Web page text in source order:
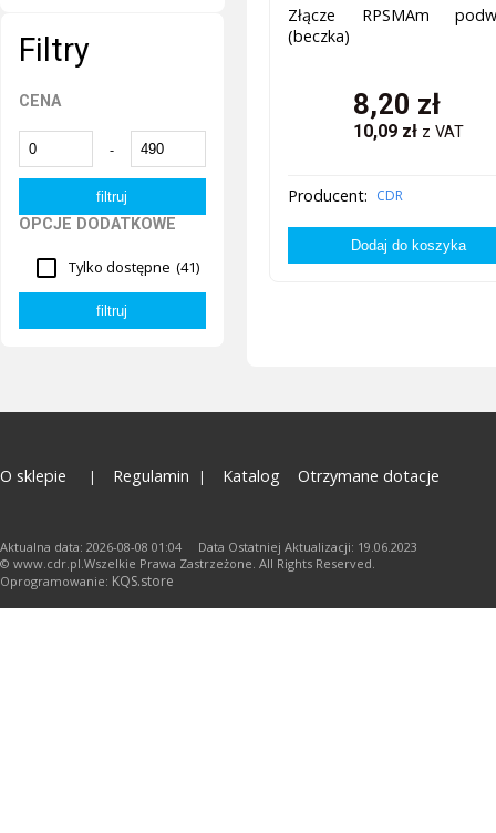
Filtry
CENA
-
OPCJE DODATKOWE
Tylko dostępne (41)
Złącze RPSMAm
(beczka)
8,20 zł
10,09 zł z VAT
Producent: CDR
O sklepie Regulamin Katalog Otrzymane dotacje
Aktualna data: 2026-08-08 01:04 Data Ostatniej Aktualizacji: 19.06.2023
© www.cdr.pl.Wszelkie Prawa Zastrzeżone. All Rights Reserved.
Oprogramowanie: KQS.store